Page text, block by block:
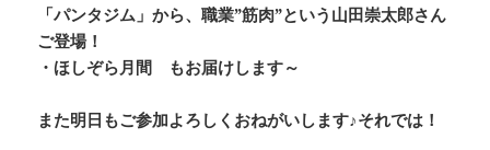
「パンタジム」から、職業”筋肉”という山田崇太郎さん
ご登場！
・ほしぞら月間 もお届けします～
また明日もご参加よろしくおねがいします♪それでは！